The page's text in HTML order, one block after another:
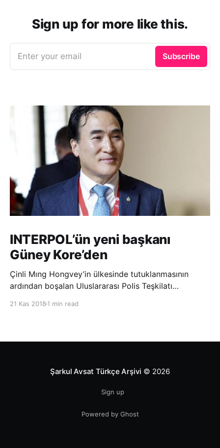
Sign up for more like this.
Enter your email Subscribe
INTERPOL’ün yeni başkanı
Güney Kore’den
Çinli Mıng Hongvey’in ülkesinde tutuklanmasının
ardından boşalan Uluslararası Polis Teşkilatı
21 Kas 2018 1 min read
Şarkul Avsat Türkçe Arşivi © 2026
Sign up
Powered by Ghost